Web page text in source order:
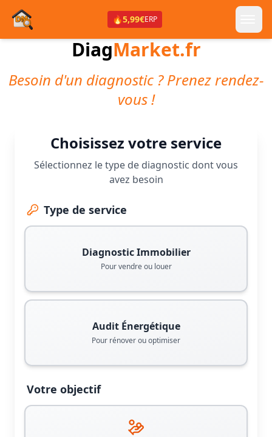
🔥5,99€ERP
DiagMarket.fr
Besoin d'un diagnostic ? Prenez rendez-
vous !
Choisissez votre service
Sélectionnez le type de diagnostic dont vous
avez besoin
Type de service
Diagnostic Immobilier
Pour vendre ou louer
Audit Énergétique
Pour rénover ou optimiser
Votre objectif